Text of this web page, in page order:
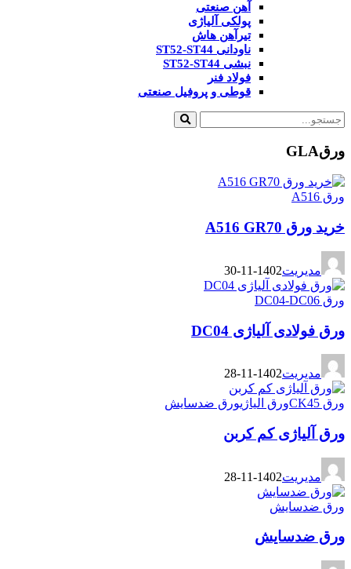
آهن صنعتی
پولکی آلیاژی
تیرآهن هاش
ناودانی ST52-ST44
نبشی ST52-ST44
فولاد فنر
قوطی و پروفیل صنعتی
ورقGLA
ورق A516
خرید ورق A516 GR70
مدیریت1402-11-30
ورق DC04-DC06
ورق فولادی آلیاژی DC04
مدیریت1402-11-28
ورق CK45 ورق الیاژیورق ضدسایش
ورق آلیاژی کم کربن
مدیریت1402-11-28
ورق ضدسایش
ورق ضدسایش